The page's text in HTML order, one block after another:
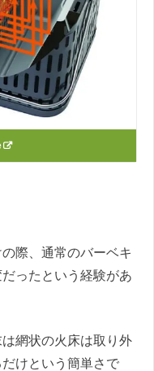
際、通常のバーベキ
ったという経験があ
は網状の火床は取り外
けという簡単さで